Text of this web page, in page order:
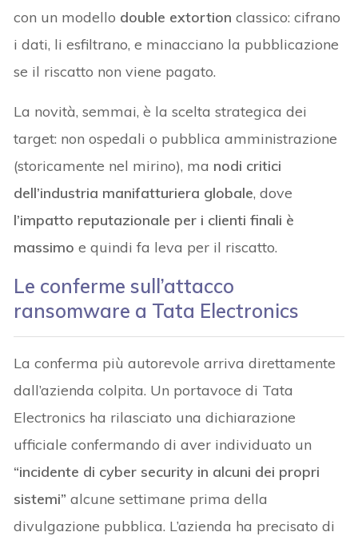
con un modello double extortion classico: cifrano
i dati, li esfiltrano, e minacciano la pubblicazione
se il riscatto non viene pagato.
La novità, semmai, è la scelta strategica dei
target: non ospedali o pubblica amministrazione
(storicamente nel mirino), ma nodi critici
dell’industria manifatturiera globale, dove
l’impatto reputazionale per i clienti finali è
massimo e quindi fa leva per il riscatto.
Le conferme sull’attacco
ransomware a Tata Electronics
La conferma più autorevole arriva direttamente
dall’azienda colpita. Un portavoce di Tata
Electronics ha rilasciato una dichiarazione
ufficiale confermando di aver individuato un
“incidente di cyber security in alcuni dei propri
sistemi” alcune settimane prima della
divulgazione pubblica. L’azienda ha precisato di